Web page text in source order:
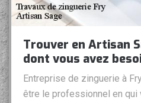
Trouver en Artisan
dont vous avez
Entreprise de zinguerie à
être le professionnel en qui